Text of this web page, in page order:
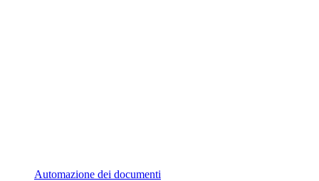
Automazione dei documenti